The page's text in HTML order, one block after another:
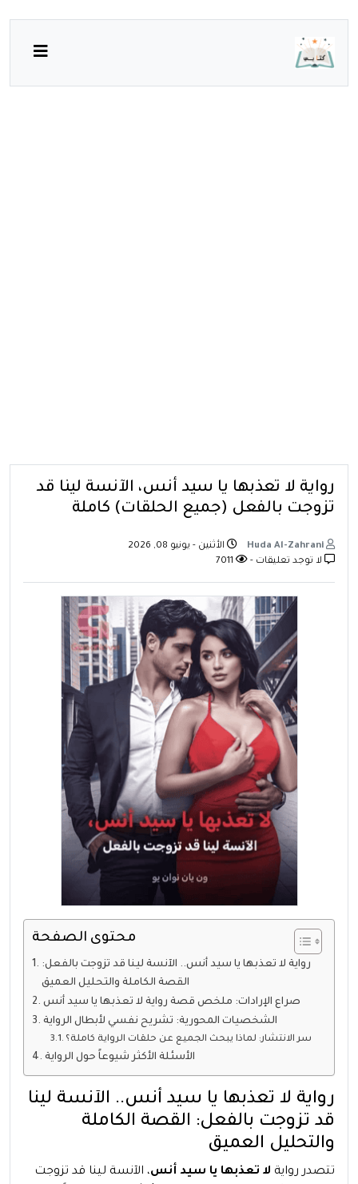
رواية لا تعذبها يا سيد أنس، الآنسة لينا قد
تزوجت بالفعل (جميع الحلقات) كاملة
الأثنين - يونيو 08, 2026
لا توجد تعليقات -
محتوى الصفحة
رواية لا تعذبها يا سيد أنس.. الآنسة لينا قد تزوجت بالفعل:
القصة الكاملة والتحليل العميق
صراع الإرادات: ملخص قصة رواية لا تعذبها يا سيد أنس
الشخصيات المحورية: تشريح نفسي لأبطال الرواية
سر الانتشار: لماذا يبحث الجميع عن حلقات الرواية كاملة؟
الأسئلة الأكثر شيوعاً حول الرواية
رواية لا تعذبها يا سيد أنس.. الآنسة لينا
قد تزوجت بالفعل: القصة الكاملة
والتحليل العميق
تتصدر رواية لا تعذبها يا سيد أنس، الآنسة لينا قد تزوجت